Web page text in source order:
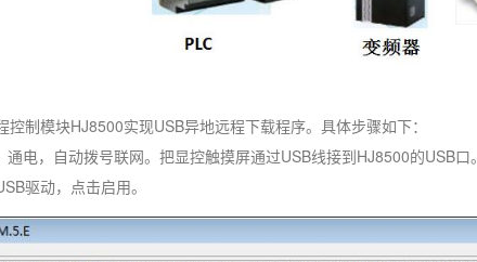
制模块HJ8500实现USB异地远程下载程序。具体步骤如下：
电，自动拨号联网。把显控触摸屏通过USB线接到HJ8500的USB口。
驱动，点击启用。